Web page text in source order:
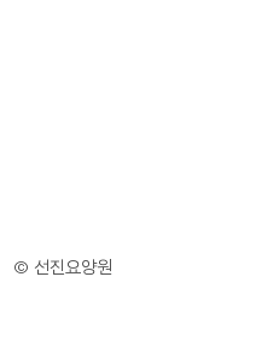
© 선진요양원